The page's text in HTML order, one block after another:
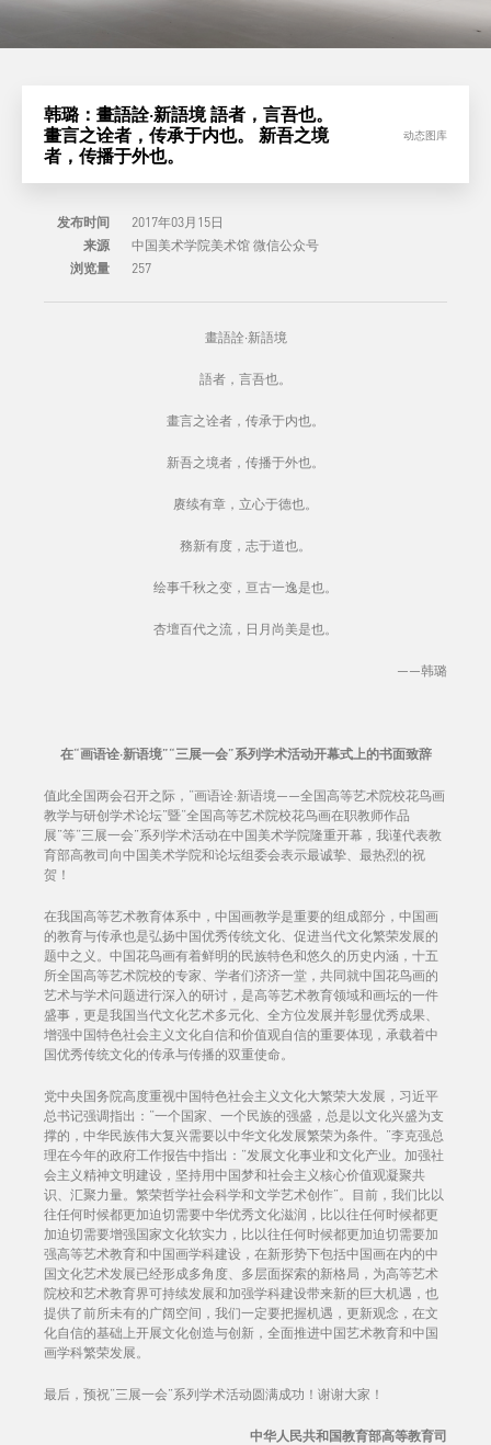
韩璐：畫語詮·新語境 語者，言吾也。
畫言之诠者，传承于内也。 新吾之境
者，传播于外也。
动态图库
发布时间
2017年03月15日
来源
中国美术学院美术馆 微信公众号
浏览量
257
畫語詮·新語境
語者，言吾也。
畫言之诠者，传承于内也。
新吾之境者，传播于外也。
赓续有章，立心于德也。
務新有度，志于道也。
绘事千秋之变，亘古一逸是也。
杏壇百代之流，日月尚美是也。
——韩璐
在“画语诠·新语境”“三展一会”系列学术活动开幕式上的书面致辞
值此全国两会召开之际，“画语诠·新语境——全国高等艺术院校花鸟画
教学与研创学术论坛”暨“全国高等艺术院校花鸟画在职教师作品
展”等“三展一会”系列学术活动在中国美术学院隆重开幕，我谨代表教
育部高教司向中国美术学院和论坛组委会表示最诚挚、最热烈的祝
贺！
在我国高等艺术教育体系中，中国画教学是重要的组成部分，中国画
的教育与传承也是弘扬中国优秀传统文化、促进当代文化繁荣发展的
题中之义。中国花鸟画有着鲜明的民族特色和悠久的历史内涵，十五
所全国高等艺术院校的专家、学者们济济一堂，共同就中国花鸟画的
艺术与学术问题进行深入的研讨，是高等艺术教育领域和画坛的一件
盛事，更是我国当代文化艺术多元化、全方位发展并彰显优秀成果、
增强中国特色社会主义文化自信和价值观自信的重要体现，承载着中
国优秀传统文化的传承与传播的双重使命。
党中央国务院高度重视中国特色社会主义文化大繁荣大发展，习近平
总书记强调指出：“一个国家、一个民族的强盛，总是以文化兴盛为支
撑的，中华民族伟大复兴需要以中华文化发展繁荣为条件。”李克强总
理在今年的政府工作报告中指出：“发展文化事业和文化产业。加强社
会主义精神文明建设，坚持用中国梦和社会主义核心价值观凝聚共
识、汇聚力量。繁荣哲学社会科学和文学艺术创作”。目前，我们比以
往任何时候都更加迫切需要中华优秀文化滋润，比以往任何时候都更
加迫切需要增强国家文化软实力，比以往任何时候都更加迫切需要加
强高等艺术教育和中国画学科建设，在新形势下包括中国画在内的中
国文化艺术发展已经形成多角度、多层面探索的新格局，为高等艺术
院校和艺术教育界可持续发展和加强学科建设带来新的巨大机遇，也
提供了前所未有的广阔空间，我们一定要把握机遇，更新观念，在文
化自信的基础上开展文化创造与创新，全面推进中国艺术教育和中国
画学科繁荣发展。
最后，预祝“三展一会”系列学术活动圆满成功！谢谢大家！
中华人民共和国教育部高等教育司